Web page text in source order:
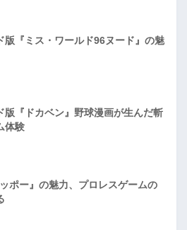
版『ミス・ワールド96ヌード』の魅
版『ドカベン』野球漫画が生んだ斬
体験
ポー』の魅力、プロレスゲームの